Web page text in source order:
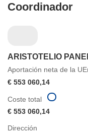
Coordinador
ARISTOTELIO
Aportación neta de la
€ 553 060,14
Dirección
Coste total
€ 553 060,14